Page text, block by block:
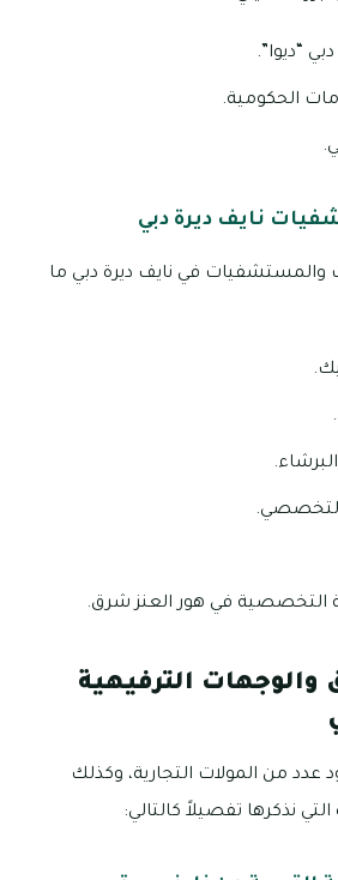
“ديوا”.
الحكومية.
نايف ديرة دبي
والمستشفيات في نايف ديرة دبي ما
التخصصية في هور العنز شرق.
والوجهات الترفيهية
عدد من المولات التجارية، وكذلك
نذكرها تفصيلاً كالتالي: